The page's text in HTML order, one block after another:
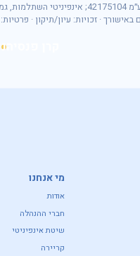
בעלות שליטה משותפת: אינפיניטי ניהול תיקי השקעות בע״מ 42175104; אינפיניטי
קרן פנסיה
מי אנחנו
אודות
חברי ההנהלה
שיטת אינפיניטי
קריירה